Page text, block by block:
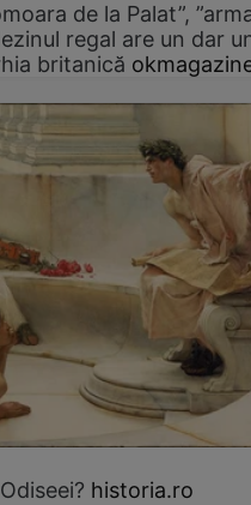
de la Palat”,
regal are un dar
britanică
historia.ro